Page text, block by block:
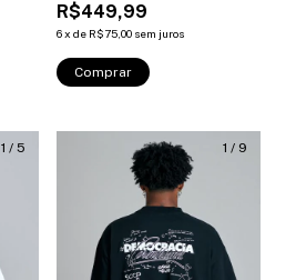
R$449,99
6x de R$75,00 sem juros
Comprar
1 / 5 1 / 9